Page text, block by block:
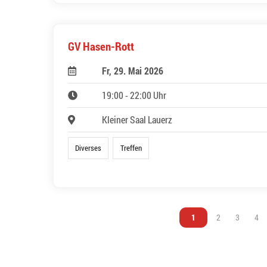
GV Hasen-Rott
Fr, 29. Mai 2026
19:00 - 22:00 Uhr
Kleiner Saal Lauerz
Diverses Treffen
Vous êtes sur la page
1 Vous êtes sur la
2 Vous êtes
3 4